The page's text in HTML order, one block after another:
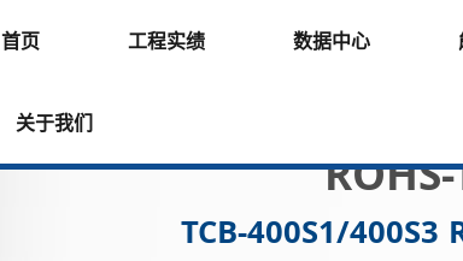
首页 工程实绩 数据中心
关于我们
TCB-400S1/400S3